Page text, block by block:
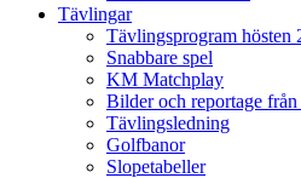
Tävlingar
Tävlingsprogram hösten
Snabbare spel
KM Matchplay
Bilder och reportage
Tävlingsledning
Golfbanor
Slopetabeller